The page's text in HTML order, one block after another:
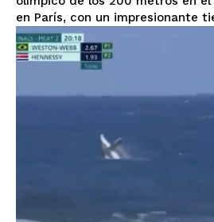
en París, con un impresionante